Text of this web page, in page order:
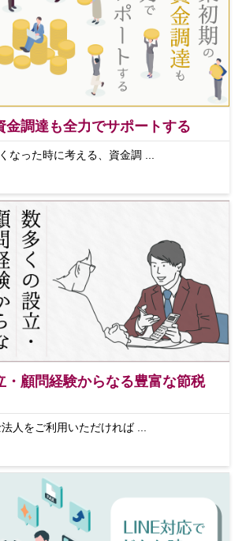
金調達も全力でサポートする
なった時に考える、資金調 ...
・顧問経験からなる豊富な節税
人をご利用いただければ ...